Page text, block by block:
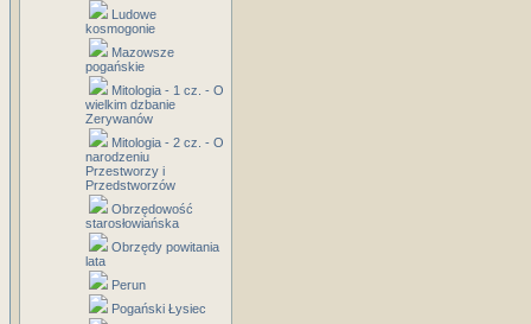
Ludowe
kosmogonie
Mazowsze
pogańskie
Mitologia - 1 cz. - O
wielkim dzbanie
Zerywanów
Mitologia - 2 cz. - O
narodzeniu
Przestworzy i
Przedstworzów
Obrzędowość
starosłowiańska
Obrzędy powitania
lata
Perun
Pogański Łysiec